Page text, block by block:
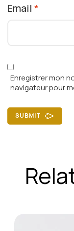
Email *
Enregistrer mon
navigateur pour
SUBMIT